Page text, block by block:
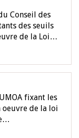
Conseil des
des seuils
de la Loi…
fixant les
oeuvre de la loi